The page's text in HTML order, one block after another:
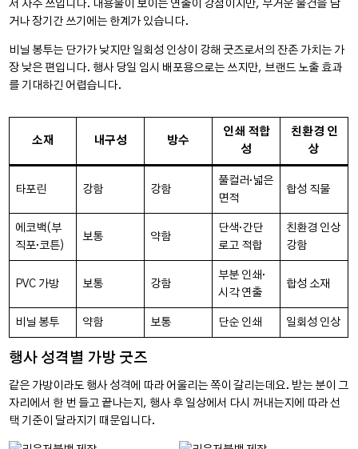
서 자주 쓰입니다. 내용물이 보이는 연출이 강점이지만, 무거운 물건을 담
거나 장기간 쓰기에는 한계가 있습니다.
비닐 봉투는 단가가 낮지만 일회성 인상이 강해 굿즈로서의 잔존 가치는 가
장 낮은 편입니다. 행사 당일 임시 배포용으로는 쓰지만, 브랜드 노출 효과
를 기대하긴 어렵습니다.
소재 내구성 방수
인쇄 적합
성
친환경 인
상
타포린 강함 강함
풀컬러·넓은
면적
합성 직물
에코백(부
직포·코튼)
보통 약함
단색·간단
로고 적합
친환경 인상
강함
PVC 가방 보통 강함
부분 인쇄·
시각 연출
합성 소재
비닐 봉투 약함 보통 단순 인쇄 일회성 인상
행사 성격별 가방 굿즈
같은 가방이라도 행사 성격에 따라 어울리는 쪽이 갈리는데요. 받는 분이 그
자리에서 한 번 들고 끝나는지, 행사 후 일상에서 다시 꺼내는지에 따라 선
택 기준이 달라지기 때문입니다.